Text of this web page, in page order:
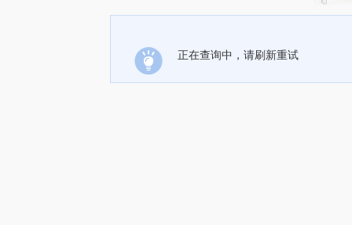
正在查询中，请刷新重试